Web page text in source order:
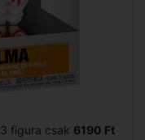
figura csak 6190 Ft